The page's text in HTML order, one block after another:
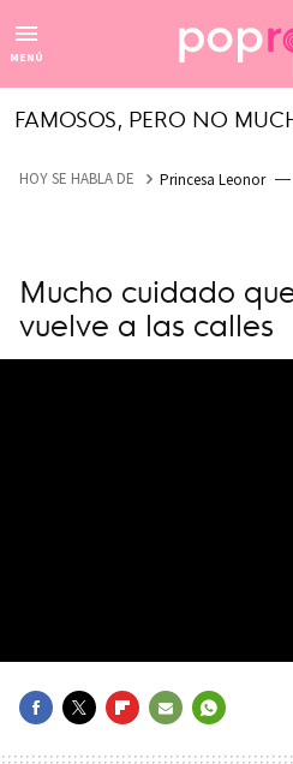
MENÚ
FAMOSOS, PERO NO
HOY SE HABLA DE Princesa Leonor
Mucho cuidado
vuelve a las calles